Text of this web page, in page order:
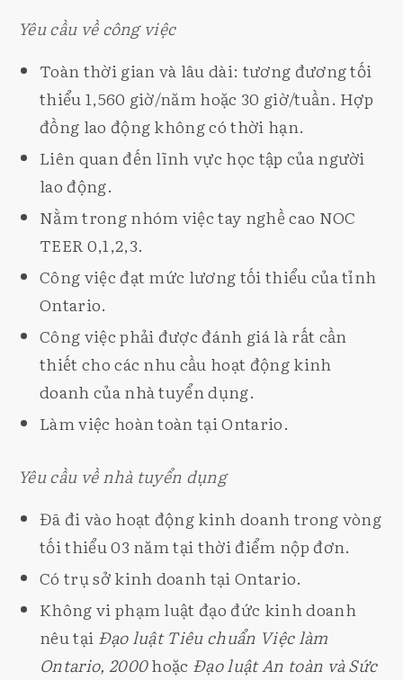
Yêu cầu về công việc
Toàn thời gian và lâu dài: tương đương tối
thiểu 1,560 giờ/năm hoặc 30 giờ/tuần. Hợp
đồng lao động không có thời hạn.
Liên quan đến lĩnh vực học tập của người
lao động.
Nằm trong nhóm việc tay nghề cao NOC
TEER 0,1,2,3.
Công việc đạt mức lương tối thiểu của tỉnh
Ontario.
Công việc phải được đánh giá là rất cần
thiết cho các nhu cầu hoạt động kinh
doanh của nhà tuyển dụng.
Làm việc hoàn toàn tại Ontario.
Yêu cầu về nhà tuyển dụng
Đã đi vào hoạt động kinh doanh trong vòng
tối thiểu 03 năm tại thời điểm nộp đơn.
Có trụ sở kinh doanh tại Ontario.
Không vi phạm luật đạo đức kinh doanh
nêu tại Đạo luật Tiêu chuẩn Việc làm
Ontario, 2000hoặc Đạo luật An toàn và Sức